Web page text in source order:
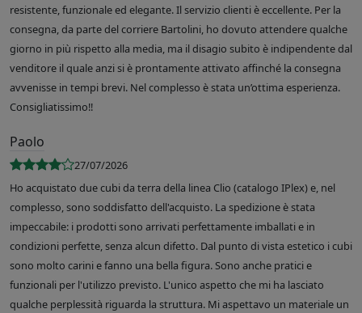
resistente, funzionale ed elegante. Il servizio clienti è eccellente. Per la
consegna, da parte del corriere Bartolini, ho dovuto attendere qualche
giorno in più rispetto alla media, ma il disagio subito è indipendente dal
venditore il quale anzi si è prontamente attivato affinché la consegna
avvenisse in tempi brevi. Nel complesso è stata un’ottima esperienza.
Consigliatissimo!!
Paolo
27/07/2026
Ho acquistato due cubi da terra della linea Clio (catalogo IPlex) e, nel
complesso, sono soddisfatto dell'acquisto. La spedizione è stata
impeccabile: i prodotti sono arrivati perfettamente imballati e in
condizioni perfette, senza alcun difetto. Dal punto di vista estetico i cubi
sono molto carini e fanno una bella figura. Sono anche pratici e
funzionali per l'utilizzo previsto. L'unico aspetto che mi ha lasciato
qualche perplessità riguarda la struttura. Mi aspettavo un materiale un